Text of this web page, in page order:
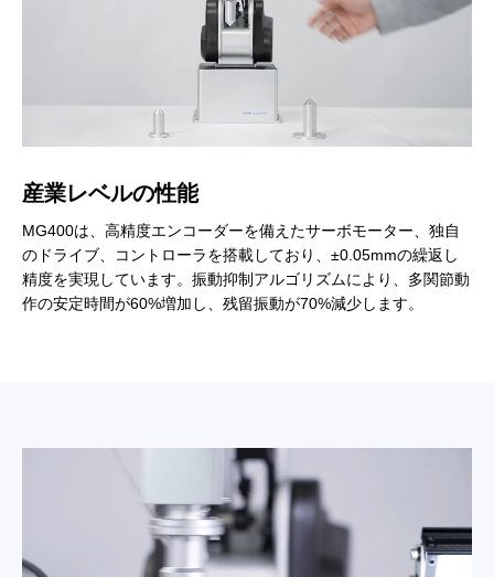
産業レベルの性能
MG400は、高精度エンコーダーを備えたサーボモーター、独自
のドライブ、コントローラを搭載しており、±0.05mmの繰返し
精度を実現しています。振動抑制アルゴリズムにより、多関節動
作の安定時間が60%増加し、残留振動が70%減少します。